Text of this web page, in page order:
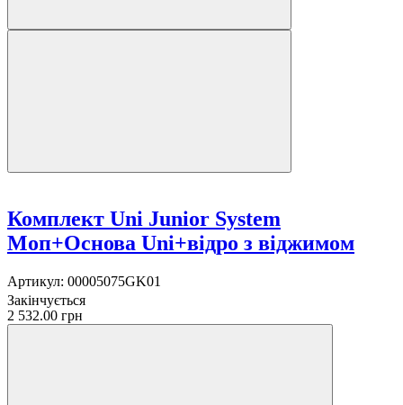
Комплект Uni Junior System
Моп+Основа Uni+відро з віджимом
Артикул: 00005075GK01
Закінчується
2 532.00 грн